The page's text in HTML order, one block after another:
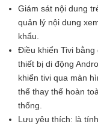
Giám sát nội dung
quản lý nội dung
khẩu.
Điều khiển Tivi bằng
thiết bị di động
khiển tivi qua màn
thể thay thế hoàn
thống.
Lưu yêu thích: là